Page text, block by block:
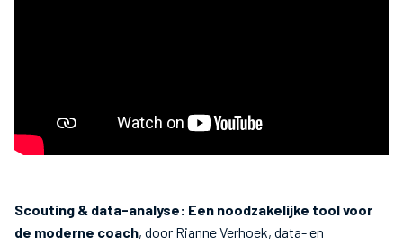
Scouting & data-analyse: Een noodzakelijke tool voor
de moderne coach, door Rianne Verhoek, data- en